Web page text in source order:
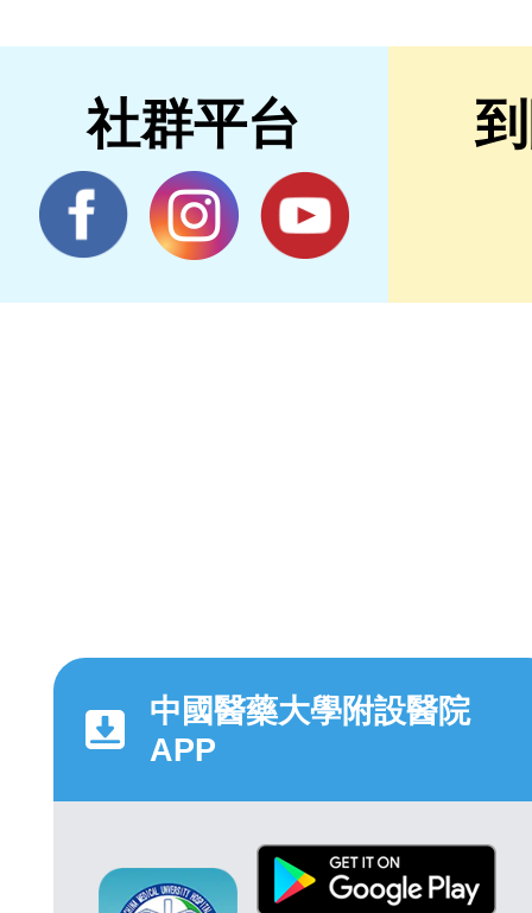
社群平台
中國醫藥大學附設醫院
APP